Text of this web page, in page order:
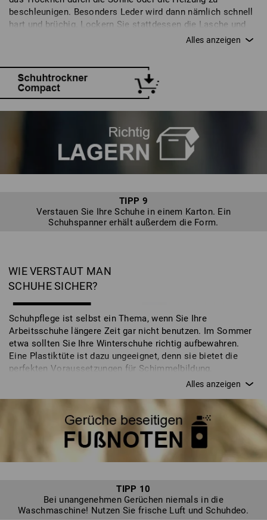
beschleunigen. Besonders Leder wird dann nämlich schnell
hart und brüchig. Lockern Sie stattdessen die Lasche und
die Schnürsenkel, nehmen Sie die Einlegesohle heraus und
möglichst luftigen Ort bei Zimmertemperatur. Die schnellere
Alternative ist ein spezieller Schuhtrockner.
TIPP 9
Verstauen Sie Ihre Schuhe in einem Karton. Ein
Schuhspanner erhält außerdem die Form.
WIE VERSTAUT MAN
SCHUHE SICHER?
Schuhpflege ist selbst ein Thema, wenn Sie Ihre
Arbeitsschuhe längere Zeit gar nicht benutzen. Im Sommer
etwa sollten Sie Ihre Winterschuhe richtig aufbewahren.
Eine Plastiktüte ist dazu ungeeignet, denn sie bietet die
perfekten Voraussetzungen für Schimmelbildung.
Stattdessen sollten Sie auf einen Karton oder einen
einem Schuhspanner ausstatten, der die natürliche Form
erhält und, etwa in der Luxusversion aus Zedernholz, sogar
Feuchtigkeit aufnimmt. In der richtigen Verpackung bleiben
sie dann die Saison über einfach im Schrank.
TIPP 10
Bei unangenehmen Gerüchen niemals in die
Waschmaschine! Nutzen Sie frische Luft und Schuhdeo.